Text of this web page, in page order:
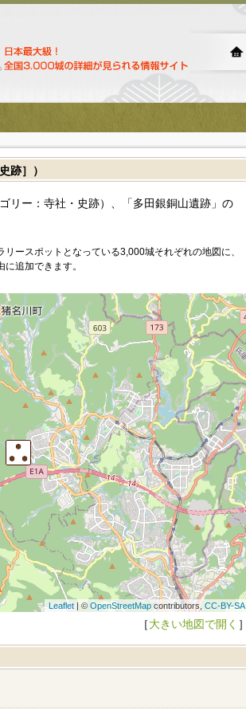
跡］）
リー：寺社・史跡）、「多田銀銅山遺跡」の
リースポットとなっている3,000城それぞれの地図に、
追加できます。
Leaflet| © OpenStreetMapcontributors, CC-BY-SA
［大きい地図で開く ］